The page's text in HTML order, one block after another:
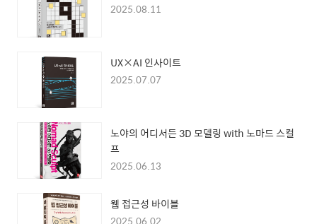
2025.08.11
UX×AI 인사이트
2025.07.07
노야의 어디서든 3D 모델링 with 노마드 스컬
프
2025.06.13
웹 접근성 바이블
2025.06.02